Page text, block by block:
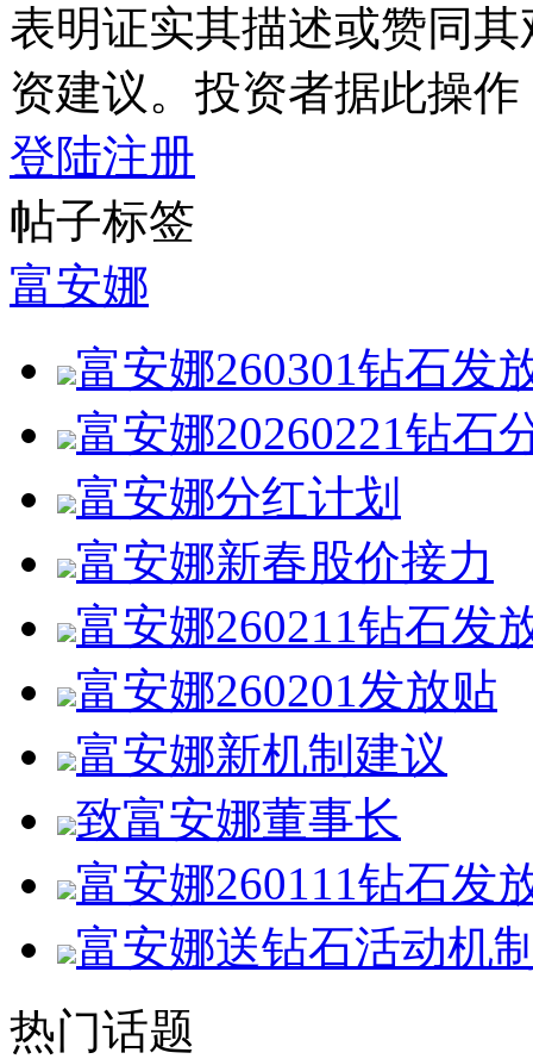
表明证实其描述或赞同
资建议。投资者据此操
登陆注册
帖子标签
富安娜
富安娜260301钻石发
富安娜20260221钻石
富安娜分红计划
富安娜新春股价接力
富安娜260211钻石发
富安娜260201发放贴
富安娜新机制建议
致富安娜董事长
富安娜260111钻石发
富安娜送钻石活动机
热门话题